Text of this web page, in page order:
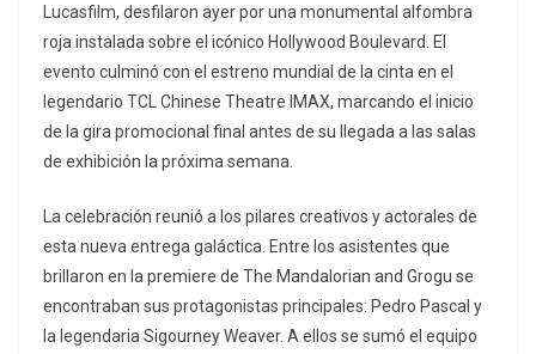
Lucasfilm, desfilaron ayer por una monumental alfombra
roja instalada sobre el icónico Hollywood Boulevard. El
evento culminó con el estreno mundial de la cinta en el
legendario TCL Chinese Theatre IMAX, marcando el inicio
de la gira promocional final antes de su llegada a las salas
de exhibición la próxima semana.
La celebración reunió a los pilares creativos y actorales de
esta nueva entrega galáctica. Entre los asistentes que
brillaron en la premiere de The Mandalorian and Grogu se
encontraban sus protagonistas principales: Pedro Pascal y
la legendaria Sigourney Weaver. A ellos se sumó el equipo